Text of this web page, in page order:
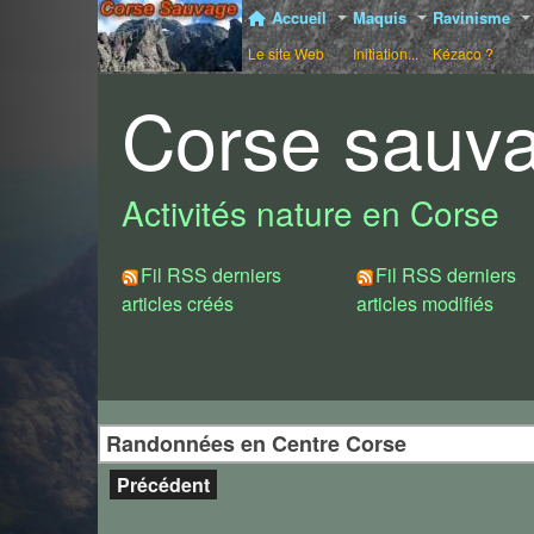
Accueil
Le site Web
Maquis
Initiation...
Ravinisme
Kézaco ?
Corse
Activités nature en Corse
Fil RSS derniers
articles créés
Fil RSS derniers
articles modifiés
Randonnées en Centre Corse
Crêtes et Gorges de la Lonca standard
Précédent